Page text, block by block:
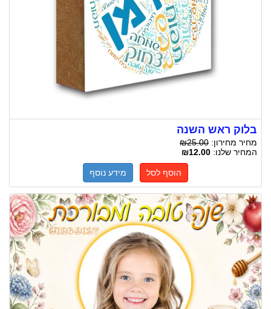
בלוק ראש השנה
מחיר מחירון: ₪25.00
המחיר שלנו: ₪12.00
הוסף לסל מידע נוסף